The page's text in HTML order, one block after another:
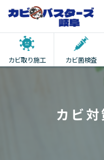
カビ取り施工 カビ菌検査
カビ